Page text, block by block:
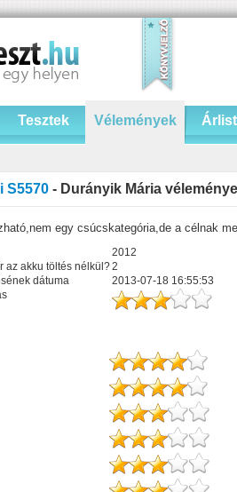
Tesztek Vélemények
S5570 - Durányik Mária véleménye
egy csúcskategória,de a célnak
2012
az akku töltés nélkül?2
dátuma
2013-07-18 16:55:53